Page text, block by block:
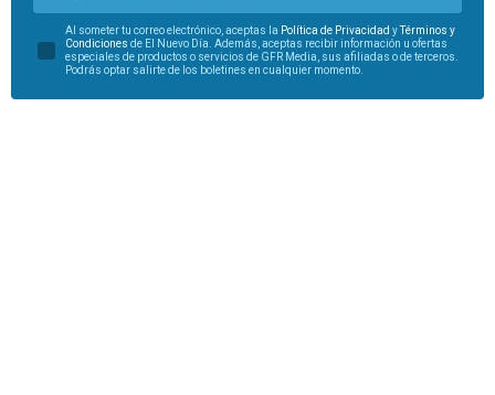
Al someter tu correo electrónico, aceptas la Política de Privacidad yTérminos y
Condiciones de El Nuevo Día. Además, aceptas recibir información u ofertas
especiales de productos o servicios de GFR Media, sus afiliadas o de terceros.
Podrás optar salirte de los boletines en cualquier momento.